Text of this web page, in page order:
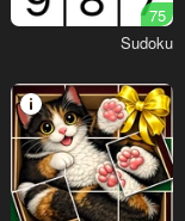
75
Sudoku